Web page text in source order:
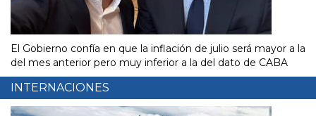
El Gobierno confía en que la inflación de julio será mayor a la
del mes anterior pero muy inferior a la del dato de CABA
INTERNACIONES